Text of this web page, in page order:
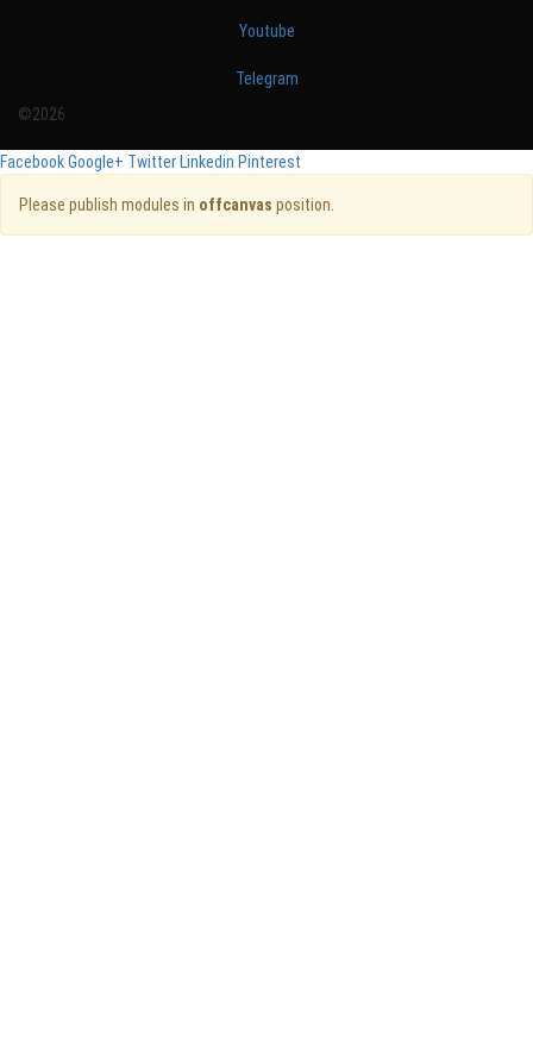
Youtube
Telegram
©2026
FacebookGoogle+ Twitter Linkedin Pinterest
Please publish modules in offcanvas position.